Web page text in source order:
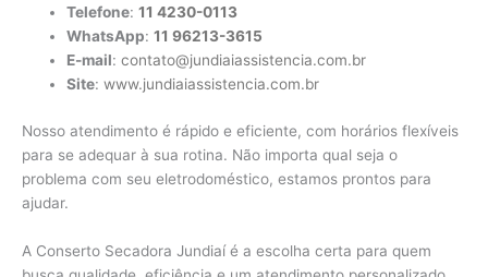
Telefone:11 4230-0113
WhatsApp:11 96213-3615
E-mail:contato@jundiaiassistencia.com.br
Site:www.jundiaiassistencia.com.br
Nosso atendimento é rápido e eficiente, com horários flexíveis
para se adequar à sua rotina. Não importa qual seja o
problema com seu eletrodoméstico, estamos prontos para
ajudar.
A Conserto Secadora Jundiaí é a escolha certa para quem